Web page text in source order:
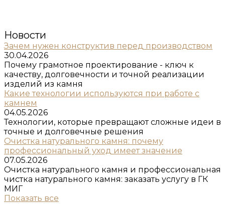
Новости
Зачем нужен конструктив перед производством
30.04.2026
Почему грамотное проектирование - ключ к
качеству, долговечности и точной реализации
изделий из камня
Какие технологии используются при работе с
камнем
04.05.2026
Технологии, которые превращают сложные идеи в
точные и долговечные решения
Очистка натурального камня: почему
профессиональный уход имеет значение
07.05.2026
Очистка натурального камня и профессиональная
чистка натурального камня: заказать услугу в ГК
МИГ
Показать все